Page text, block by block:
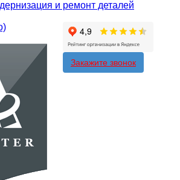
и ремонт деталей
Закажите звонок